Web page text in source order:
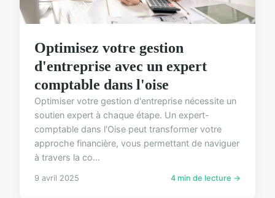
Optimisez votre gestion
d'entreprise avec un expert
comptable dans l'oise
Optimiser votre gestion d'entreprise nécessite un
soutien expert à chaque étape. Un expert-
comptable dans l'Oise peut transformer votre
approche financière, vous permettant de naviguer
à travers la co...
9 avril 2025 4 min de lecture →